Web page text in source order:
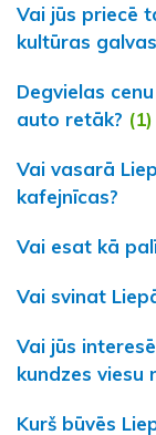
Vai jūs priecē
kultūras
Degvielas
auto retāk? (1)
Vai vasarā
kafejnīcas?
Vai esat kā
Vai svinat
Vai jūs
kundzes viesu
Kurš būvēs